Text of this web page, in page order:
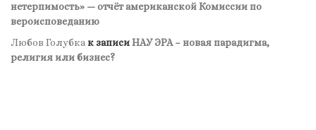
нетерпимость» — отчёт американской Комиссии по
вероисповеданию
Любов Голубка к записиНАУ ЭРА – новая парадигма,
религия или бизнес?